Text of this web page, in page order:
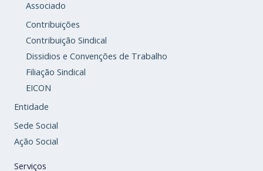
Associado
Contribuições
Contribuição Sindical
Dissidios e Convenções de Trabalho
Filiação Sindical
EICON
Entidade
Sede Social
Ação Social
Serviços